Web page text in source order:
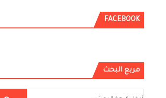
FACEBOOK
مربع البحث